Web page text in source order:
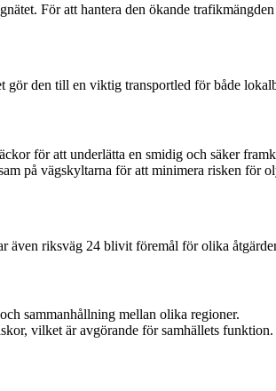
För att hantera den ökande
gör den till en viktig transportled för både
för att underlätta en smidig och säker
på vägskyltarna för att minimera risken för
även riksväg 24 blivit föremål för olika
sammanhållning mellan olika regioner.
vilket är avgörande för samhällets funktion.